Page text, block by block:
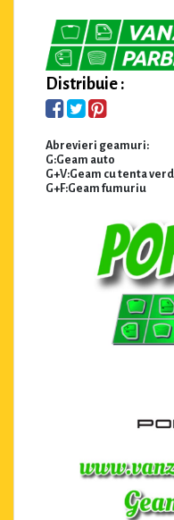
Distribuie :
Abrevieri geamuri:
G:Geam auto
G+V:Geam cu tenta
G+F:Geam fumuriu